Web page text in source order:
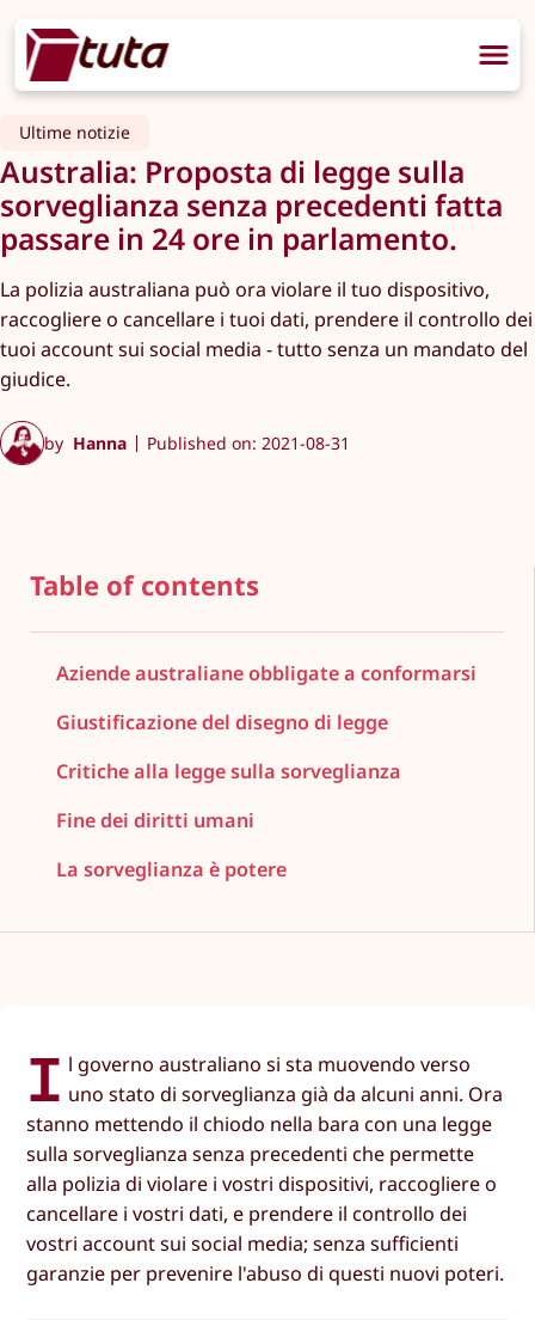
Ultime notizie
Australia: Proposta di legge sulla
sorveglianza senza precedenti fatta
passare in 24 ore in parlamento.
La polizia australiana può ora violare il tuo dispositivo,
raccogliere o cancellare i tuoi dati, prendere il controllo dei
tuoi account sui social media - tutto senza un mandato del
giudice.
by Hanna Published on: 2021-08-31
Table of contents
Aziende australiane obbligate a conformarsi
Giustificazione del disegno di legge
Critiche alla legge sulla sorveglianza
Fine dei diritti umani
La sorveglianza è potere
I l governo australiano si sta muovendo verso
uno stato di sorveglianza già da alcuni anni. Ora
stanno mettendo il chiodo nella bara con una legge
sulla sorveglianza senza precedenti che permette
alla polizia di violare i vostri dispositivi, raccogliere o
cancellare i vostri dati, e prendere il controllo dei
vostri account sui social media; senza sufficienti
garanzie per prevenire l'abuso di questi nuovi poteri.